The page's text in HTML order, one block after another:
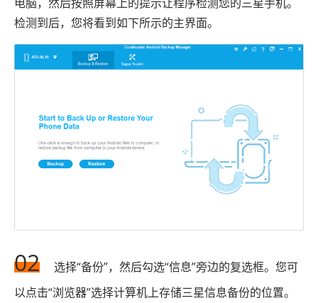
检测到后，您将看到如下所示的主界面。
02
选择“备份”，然后勾选“信息”旁边的复选框。您可
以点击“浏览器”选择计算机上存储三星信息备份的位置。